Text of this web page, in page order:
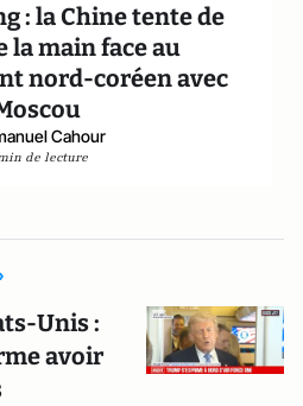
: la Chine tente de
la main face au
nord-coréen avec
Cahour
de lecture
Unis :
avoir